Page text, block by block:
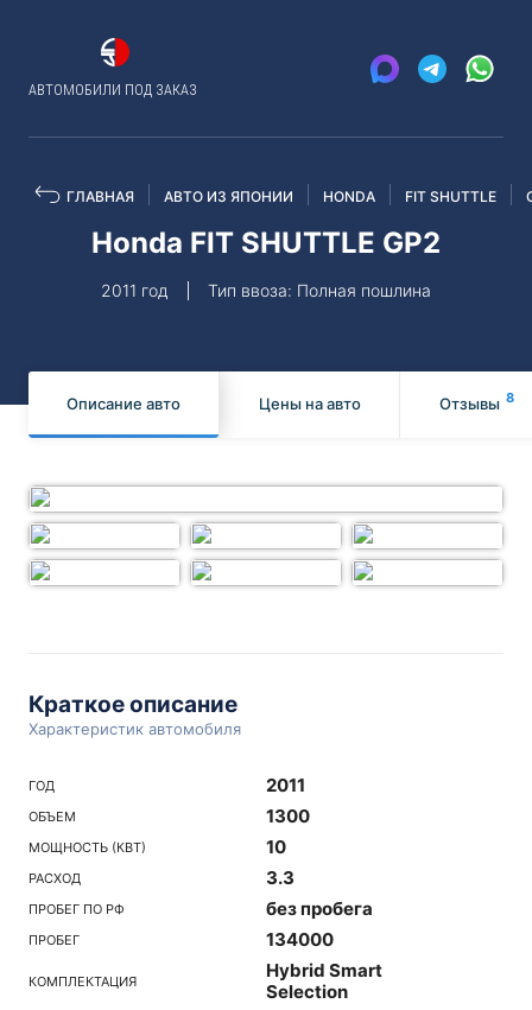
АВТОМОБИЛИ ПОД ЗАКАЗ
ГЛАВНАЯ АВТО ИЗ ЯПОНИИ HONDA FIT SHUTTLE
Honda FIT SHUTTLE GP2
2011 год Тип ввоза: Полная пошлина
Описание авто Цены на авто Отзывы 8
Краткое описание
Характеристик автомобиля
ГОД 2011
ОБЪЕМ 1300
МОЩНОСТЬ (КВТ) 10
РАСХОД 3.3
ПРОБЕГ ПО РФ без пробега
ПРОБЕГ 134000
КОМПЛЕКТАЦИЯ
Hybrid Smart
Selection